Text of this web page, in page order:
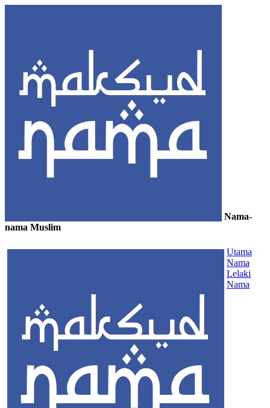
Nama-
nama Muslim
Utama
Nama
Lelaki
Nama